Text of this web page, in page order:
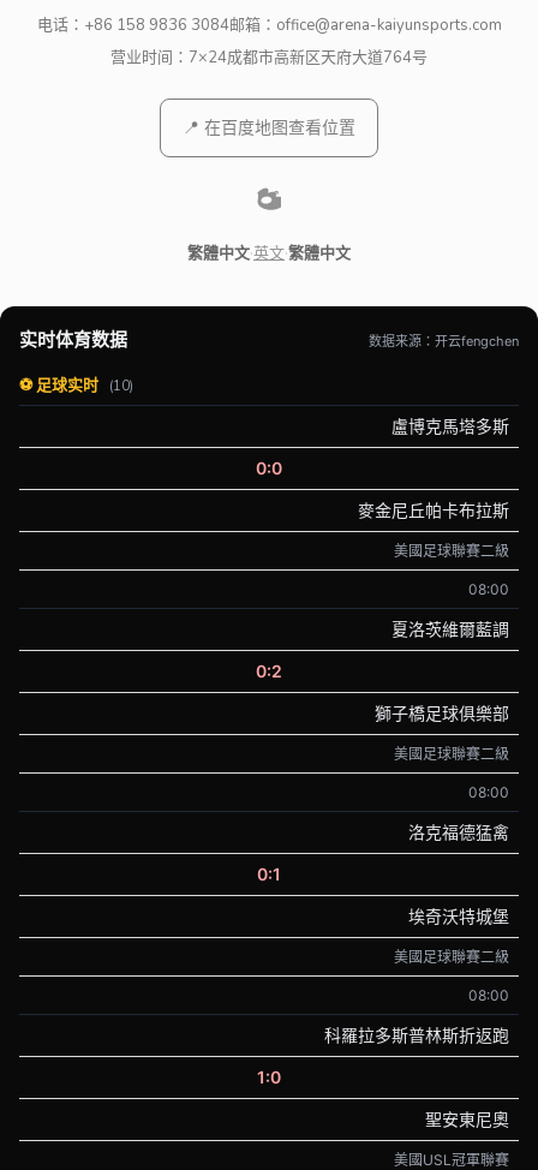
电话： +86 158 9836 3084邮箱： office@arena-kaiyunsports.com
营业时间：7×24成都市高新区天府大道764号
📍 在百度地图查看位置
繁體中文·英文·繁體中文
实时体育数据 数据来源：开云fengchen
⚽ 足球实时 (10)
盧博克馬塔多斯
0:0
麥金尼丘帕卡布拉斯
美國足球聯賽二級
08:00
夏洛茨維爾藍調
0:2
獅子橋足球俱樂部
美國足球聯賽二級
08:00
洛克福德猛禽
0:1
埃奇沃特城堡
美國足球聯賽二級
08:00
科羅拉多斯普林斯折返跑
1:0
聖安東尼奧
美國USL冠軍聯賽